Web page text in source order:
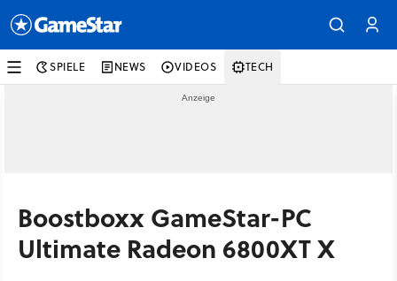
SPIELE NEWS VIDEOS TECH
Boostboxx GameStar-PC
Ultimate Radeon 6800XT X